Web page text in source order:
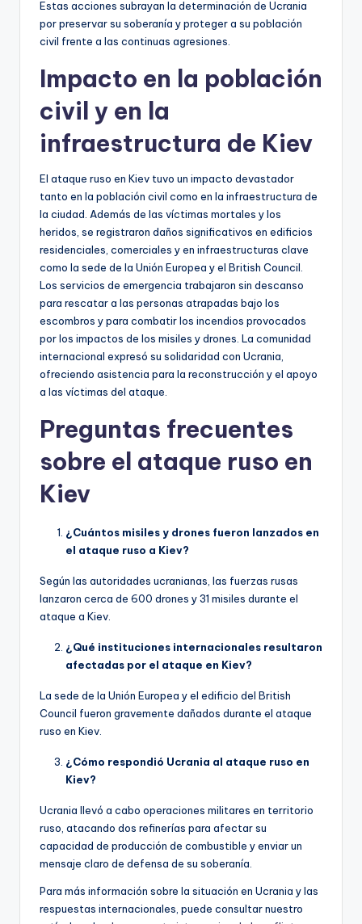
Estas acciones subrayan la determinación de Ucrania
por preservar su soberanía y proteger a su población
civil frente a las continuas agresiones.
Impacto en la población
civil y en la
infraestructura de Kiev
El ataque ruso en Kiev tuvo un impacto devastador
tanto en la población civil como en la infraestructura de
la ciudad. Además de las víctimas mortales y los
heridos, se registraron daños significativos en edificios
residenciales, comerciales y en infraestructuras clave
como la sede de la Unión Europea y el British Council.
Los servicios de emergencia trabajaron sin descanso
para rescatar a las personas atrapadas bajo los
escombros y para combatir los incendios provocados
por los impactos de los misiles y drones. La comunidad
internacional expresó su solidaridad con Ucrania,
ofreciendo asistencia para la reconstrucción y el apoyo
a las víctimas del ataque.
Preguntas frecuentes
sobre el ataque ruso en
Kiev
¿Cuántos misiles y drones fueron lanzados en
el ataque ruso a Kiev?
Según las autoridades ucranianas, las fuerzas rusas
lanzaron cerca de 600 drones y 31 misiles durante el
ataque a Kiev.
¿Qué instituciones internacionales resultaron
afectadas por el ataque en Kiev?
La sede de la Unión Europea y el edificio del British
Council fueron gravemente dañados durante el ataque
ruso en Kiev.
¿Cómo respondió Ucrania al ataque ruso en
Kiev?
Ucrania llevó a cabo operaciones militares en territorio
ruso, atacando dos refinerías para afectar su
capacidad de producción de combustible y enviar un
mensaje claro de defensa de su soberanía.
Para más información sobre la situación en Ucrania y las
respuestas internacionales, puede consultar nuestro